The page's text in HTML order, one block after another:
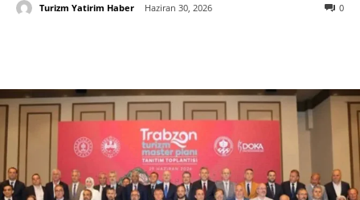
0
Turizm Yatirim Haber Haziran 30, 2026